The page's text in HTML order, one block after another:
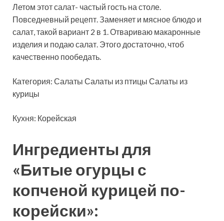
Летом этот салат- частый гость на столе.
Повседневный рецепт. Заменяет и мясное блюдо и
салат, такой вариант 2 в 1. Отвариваю макаронные
изделия и подаю салат. Этого достаточно, чтоб
качественно пообедать.
Категория: Салаты Салаты из птицы Салаты из
курицы
Кухня: Корейская
Ингредиенты для
«Битые огурцы с
копченой курицей по-
корейски»: